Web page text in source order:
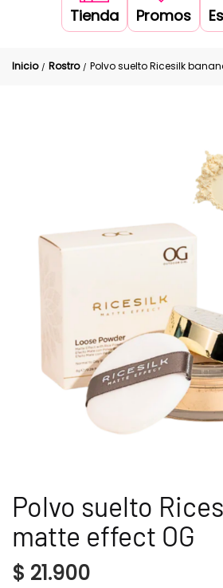
Tienda Promos
Inicio / Rostro / Polvo suelto Ricesilk
Polvo suelto
matte effect OG
$ 21.900